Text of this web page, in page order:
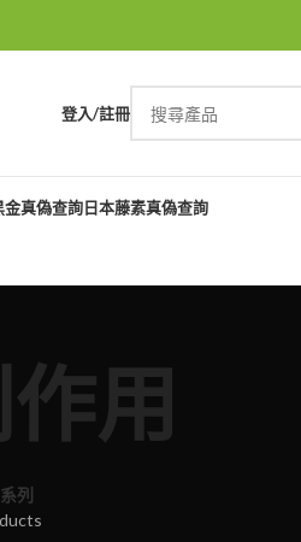
登入/註冊
金真偽查詢日本藤素真偽查詢
用
列